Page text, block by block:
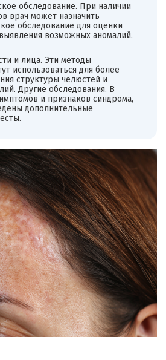
обследование. При наличии
врач может назначить
обследование для оценки
возможных аномалий.
и лица. Эти методы
использоваться для более
структуры челюстей и
Другие обследования. В
и признаков синдрома,
дополнительные